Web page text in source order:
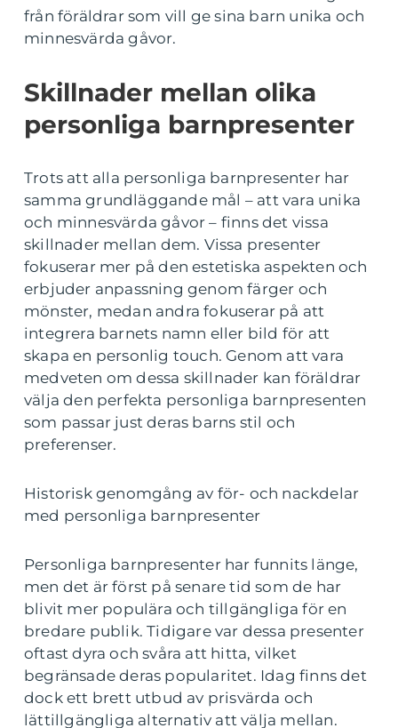
från föräldrar som vill ge sina barn unika och
minnesvärda gåvor.
Skillnader mellan olika
personliga barnpresenter
Trots att alla personliga barnpresenter har
samma grundläggande mål – att vara unika
och minnesvärda gåvor – finns det vissa
skillnader mellan dem. Vissa presenter
fokuserar mer på den estetiska aspekten och
erbjuder anpassning genom färger och
mönster, medan andra fokuserar på att
integrera barnets namn eller bild för att
skapa en personlig touch. Genom att vara
medveten om dessa skillnader kan föräldrar
välja den perfekta personliga barnpresenten
som passar just deras barns stil och
preferenser.
Historisk genomgång av för- och nackdelar
med personliga barnpresenter
Personliga barnpresenter har funnits länge,
men det är först på senare tid som de har
blivit mer populära och tillgängliga för en
bredare publik. Tidigare var dessa presenter
oftast dyra och svåra att hitta, vilket
begränsade deras popularitet. Idag finns det
dock ett brett utbud av prisvärda och
lättillgängliga alternativ att välja mellan.